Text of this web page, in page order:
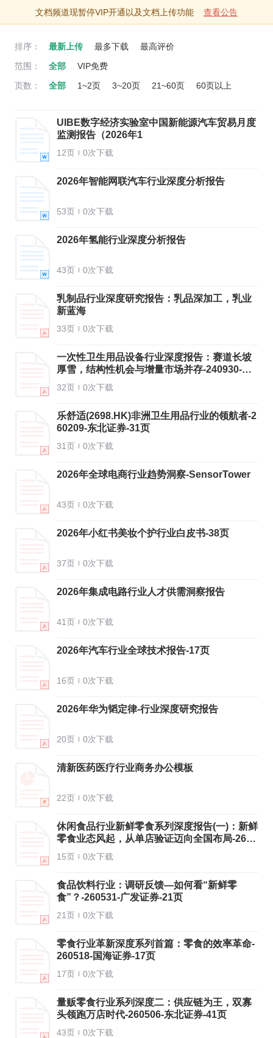
文档频道现暂停VIP开通以及文档上传功能 查看公告
文档 专题
排序： 最新上传 最多下载
最高评价
范围：
全部
VIP免费
页数：
全部 1~2页 3~20页 21~60页 60页以上
UIBE数字经济实验室中国新能源汽车贸易月度
监测报告（2026年1
12页 0次下载
2026年智能网联汽车行业深度分析报告
53页 0次下载
2026年氢能行业深度分析报告
43页 0次下载
乳制品行业深度研究报告：乳品深加工，乳业
新蓝海
33页 0次下载
一次性卫生用品设备行业深度报告：赛道长坡
厚雪，结构性机会与增量市场并存-240930-国
元证券-32页
32页 0次下载
乐舒适(2698.HK)非洲卫生用品行业的领航者-2
60209-东北证券-31页
31页 0次下载
2026年全球电商行业趋势洞察-SensorTower
43页 0次下载
2026年小红书美妆个护行业白皮书-38页
37页 0次下载
2026年集成电路行业人才供需洞察报告
41页 0次下载
2026年汽车行业全球技术报告-17页
16页 0次下载
2026年华为韬定律-行业深度研究报告
20页 0次下载
清新医药医疗行业商务办公模板
22页 0次下载
休闲食品行业新鲜零食系列深度报告(一)：新鲜
零食业态风起，从单店验证迈向全国布局-2605
31-浙商证券-15页
15页 0次下载
食品饮料行业：调研反馈—如何看“新鲜零
食”？-260531-广发证券-21页
21页 0次下载
零食行业革新深度系列首篇：零食的效率革命-
260518-国海证券-17页
17页 0次下载
量贩零食行业系列深度二：供应链为王，双寡
头领跑万店时代-260506-东北证券-41页
43页 0次下载